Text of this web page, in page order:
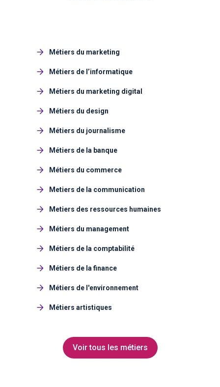
Métiers du marketing
Métiers de l’informatique
Métiers du marketing digital
Métiers du design
Métiers du journalisme
Métiers de la banque
Métiers du commerce
Metiers de la communication
Metiers des ressources humaines
Métiers du management
Métiers de la comptabilité
Métiers de la finance
Métiers de l'environnement
Métiers artistiques
Voir tous les métiers